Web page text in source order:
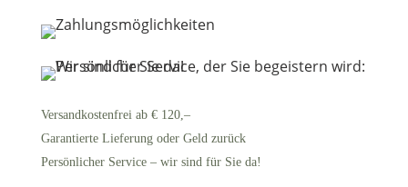
Versandkostenfrei ab € 120,–
Garantierte Lieferung oder Geld zurück
Persönlicher Service – wir sind für Sie da!